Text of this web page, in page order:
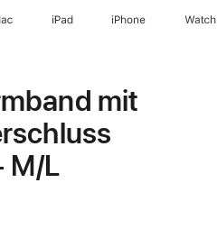
iPad iPhone Watch
mit
M/L